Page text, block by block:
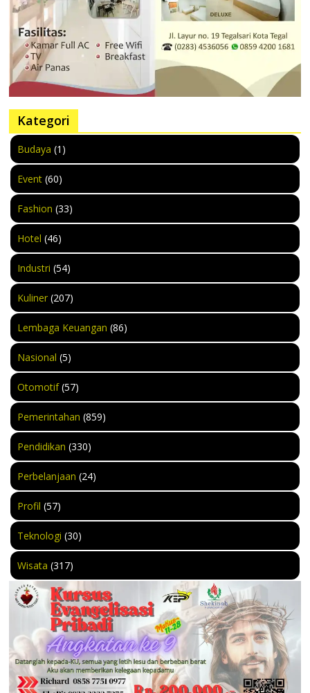
Kategori
Budaya (1)
Event (60)
Fashion (33)
Hotel (46)
Industri (54)
Kuliner (207)
Lembaga Keuangan (86)
Nasional (5)
Otomotif(57)
Pemerintahan (859)
Pendidikan (330)
Perbelanjaan (24)
Profil (57)
Teknologi (30)
Wisata (317)